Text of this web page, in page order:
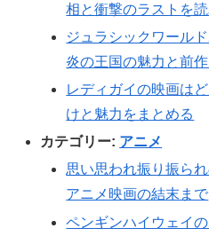
相と衝撃のラストを読
ジュラシックワール
炎の王国の魅力と前
レディガイの映画は
けと魅力をまとめる
カテゴリー: アニメ
思い思われ振り振ら
アニメ映画の結末まで
ペンギンハイウェイ